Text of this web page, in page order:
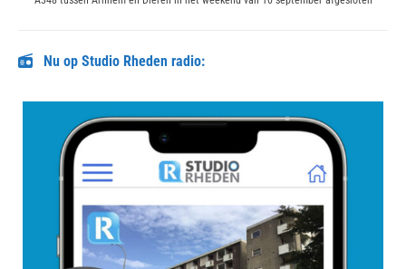
Nu op Studio Rheden radio: